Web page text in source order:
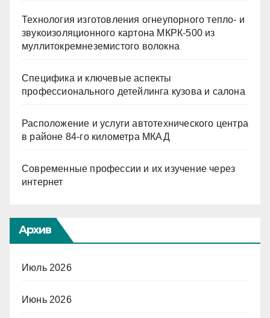
Технология изготовления огнеупорного тепло- и
звукоизоляционного картона МКРК-500 из
муллитокремнеземистого волокна
Специфика и ключевые аспекты
профессионального детейлинга кузова и салона
Расположение и услуги автотехнического центра
в районе 84-го километра МКАД
Современные профессии и их изучение через
интернет
Архив
Июль 2026
Июнь 2026